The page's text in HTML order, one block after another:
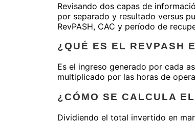
Revisando dos capas de
por separado y resultado versus
RevPASH, CAC y período de
¿QUÉ ES EL REVPASH
Es el ingreso generado por cada
multiplicado por las horas de
¿CÓMO SE CALCULA
Dividiendo el total invertido en